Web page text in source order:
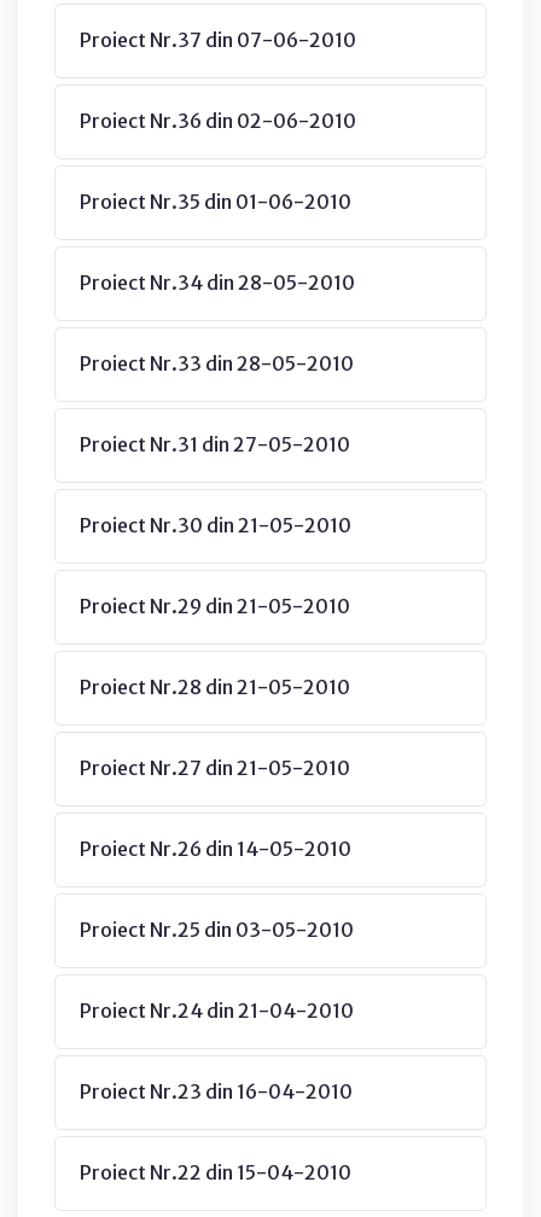
Proiect Nr.37 din 07-06-2010
Proiect Nr.36 din 02-06-2010
Proiect Nr.35 din 01-06-2010
Proiect Nr.34 din 28-05-2010
Proiect Nr.33 din 28-05-2010
Proiect Nr.31 din 27-05-2010
Proiect Nr.30 din 21-05-2010
Proiect Nr.29 din 21-05-2010
Proiect Nr.28 din 21-05-2010
Proiect Nr.27 din 21-05-2010
Proiect Nr.26 din 14-05-2010
Proiect Nr.25 din 03-05-2010
Proiect Nr.24 din 21-04-2010
Proiect Nr.23 din 16-04-2010
Proiect Nr.22 din 15-04-2010